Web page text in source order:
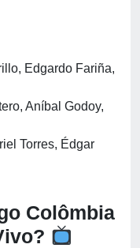
Edgardo Fariña,
Aníbal Godoy,
Torres, Édgar
Colômbia